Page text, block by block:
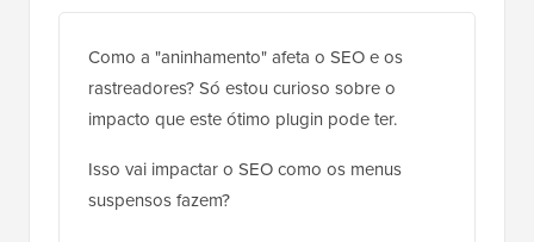
Como a "aninhamento" afeta o SEO e os
rastreadores? Só estou curioso sobre o
impacto que este ótimo plugin pode ter.
Isso vai impactar o SEO como os menus
suspensos fazem?